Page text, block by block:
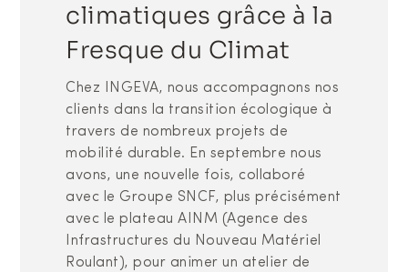
climatiques grâce à la
Fresque du Climat
Chez INGEVA, nous accompagnons nos
clients dans la transition écologique à
travers de nombreux projets de
mobilité durable. En septembre nous
avons, une nouvelle fois, collaboré
avec le Groupe SNCF, plus précisément
avec le plateau AINM (Agence des
Infrastructures du Nouveau Matériel
Roulant), pour animer un atelier de